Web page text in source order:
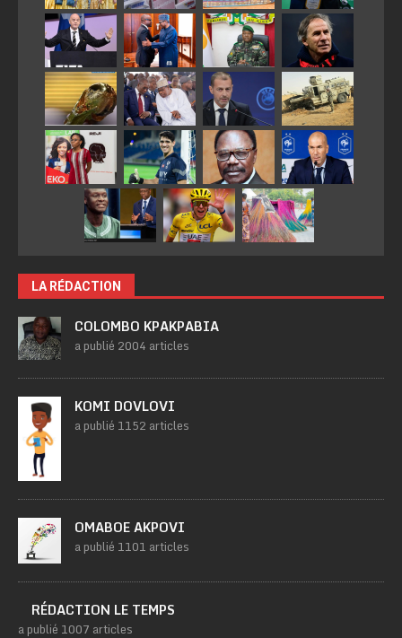
LA RÉDACTION
COLOMBO KPAKPABIA
a publié 2004 articles
KOMI DOVLOVI
a publié 1152 articles
OMABOE AKPOVI
a publié 1101 articles
RÉDACTION LE TEMPS
a publié 1007 articles